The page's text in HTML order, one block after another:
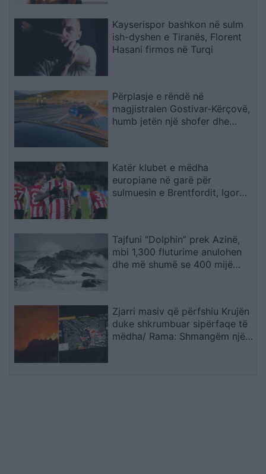
Kayserispor bashkon në sulm
ish-dyshen e Tiranës, Florent
Hasani firmos në Turqi
Përplasje e rëndë në
magjistralen Gostivar-Kërçovë,
humb jetën një shofer dhe
Katër klubet e mëdha
europiane në garë për
sulmuesin e Brentfordit, Igor
Tajfuni “Dolphin” prek Azinë,
mbi 1,300 fluturime anulohen
dhe më shumë se 400 mijë
Zjarri masiv që përfshiu Krujën
duke shkrumbuar sipërfaqe të
mëdha/ Rama: Shmangëm një